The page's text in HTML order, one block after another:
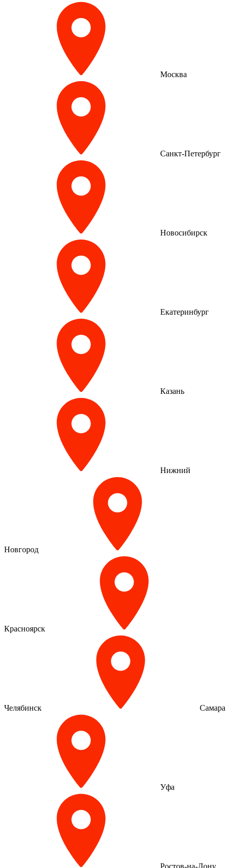
Москва
Санкт-Петербург
Новосибирск
Екатеринбург
Казань
Нижний
Новгород
Красноярск
Челябинск Самара
Уфа
Ростов-на-Дону